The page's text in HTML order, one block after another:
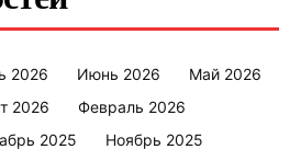
2026 Июнь 2026
Май 2026
2026
Февраль 2026
2025
Ноябрь 2025